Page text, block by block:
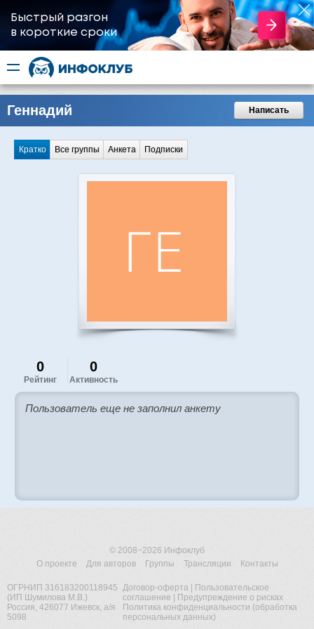
Быстрый разгон
​в короткие сроки
Геннадий Написать
Кратко Все группы Анкета Подписки
0
Рейтинг
0
Активность
Пользователь еще не заполнил анкету
© 2008−2026 Инфоклуб
О проекте
Для авторов Группы Трансляции Контакты
ОГРНИП 316183200118945
(ИП Шумилова М.В.)
Россия, 426077 Ижевск, а/я
5098
Договор-оферта|
Пользовательское
соглашение
Предупреждение о рисках
Политика конфиденциальности (обработка
персональных данных)